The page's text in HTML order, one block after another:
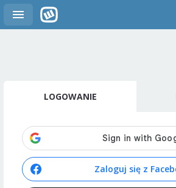
LOGOWANIE
Zaloguj się z